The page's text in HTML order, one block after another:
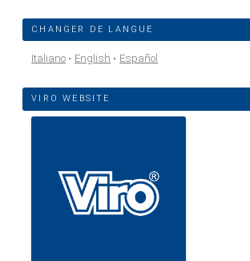
CHANGER DE LANGUE
Italiano English Español
VIRO WEBSITE